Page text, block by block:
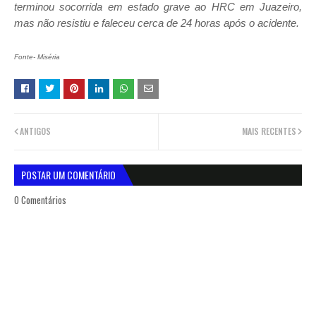
terminou socorrida em estado grave ao HRC em Juazeiro,
mas não resistiu e faleceu cerca de 24 horas após o acidente.
Fonte- Miséria
MAIS RECENTES
ANTIGOS
POSTAR UM COMENTÁRIO
0 Comentários